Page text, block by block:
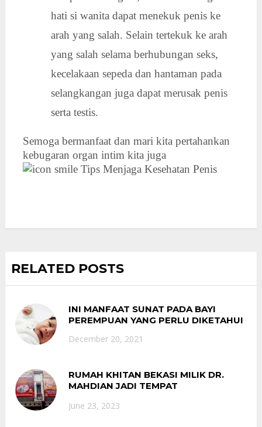
hati si wanita dapat menekuk penis ke
arah yang salah. Selain tertekuk ke arah
yang salah selama berhubungan seks,
kecelakaan sepeda dan hantaman pada
selangkangan juga dapat merusak penis
serta testis.
Semoga bermanfaat dan mari kita pertahankan
kebugaran organ intim kita juga
RELATED POSTS
INI MANFAAT SUNAT PADA BAYI
PEREMPUAN YANG PERLU DIKETAHUI
December 20, 2021
RUMAH KHITAN BEKASI MILIK DR.
MAHDIAN JADI TEMPAT
OBESITAS
June 23, 2023